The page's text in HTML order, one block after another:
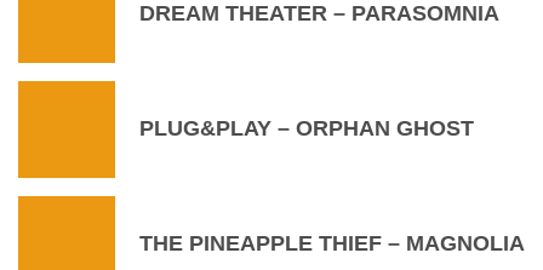
DREAM THEATER – PARASOMNIA
PLUG&PLAY – ORPHAN GHOST
THE PINEAPPLE THIEF – MAGNOLIA